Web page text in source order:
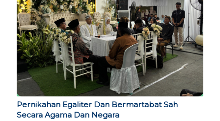
Pernikahan Egaliter Dan Bermartabat Sah
Secara Agama Dan Negara